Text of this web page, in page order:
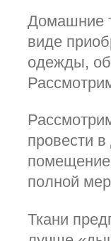
Домашние
виде
одежды,
провести
полной
Ткани